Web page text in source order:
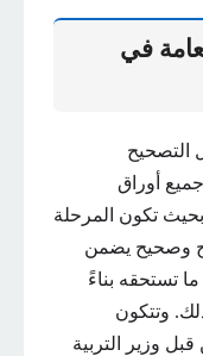
في
التصحيح
أوراق
بحيث تكون المرحلة
وصحيح يضمن
تستحقه بناءً
وتتكون
قبل وزير التربية